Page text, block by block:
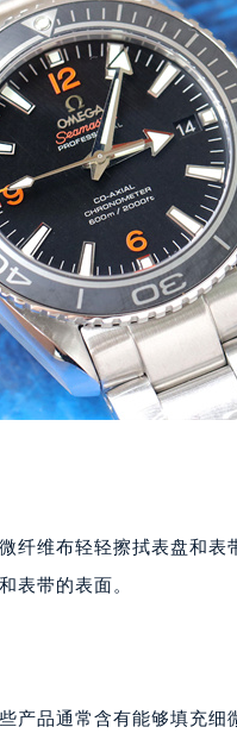
纤维布轻轻擦拭表盘和
表带的表面。
产品通常含有能够填充